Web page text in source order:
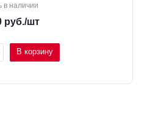
в наличии
руб./шт
В корзину